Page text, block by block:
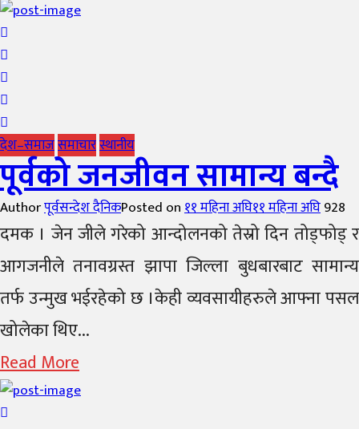
देश–समाजसमाचारस्थानीय
पूर्वको जनजीवन सामान्य बन्दै
Authorपूर्वसन्देश दैनिकPosted on११ महिना अघि११ महिना अघि928
दमक । जेन जीले गरेको आन्दोलनको तेस्रो दिन तोड्फोड् र
आगजनीले तनावग्रस्त झापा जिल्ला बुधबारबाट सामान्य
तर्फ उन्मुख भईरहेको छ ।केही व्यवसायीहरुले आफ्ना पसल
खोलेका थिए...
Read More